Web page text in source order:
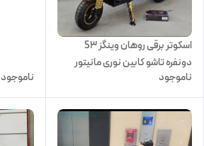
اسکوتر برقی روهان وینگز S3
دونفره تاشو کابین نوری مانیتور
بزرگ 2025
ناموجود ناموجود